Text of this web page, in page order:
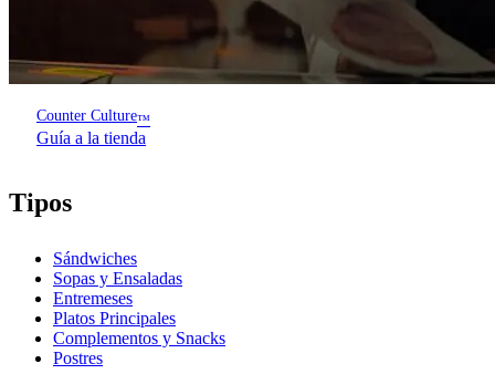
Counter Culture™
Guía a la tienda
Tipos
Sándwiches
Sopas y Ensaladas
Entremeses
Platos Principales
Complementos y Snacks
Postres